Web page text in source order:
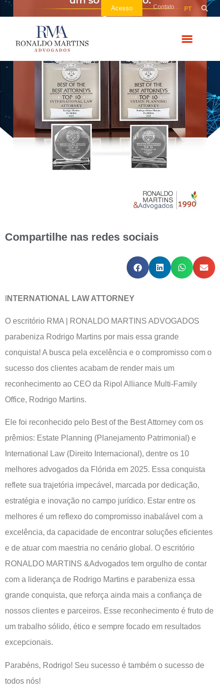
Acesso Contato PT
Compartilhe nas redes sociais
NTERNATIONAL LAW ATTORNEY
O escritório RMA | RONALDO MARTINS ADVOGADOS
parabeniza Rodrigo Martins por mais essa grande
conquista! A busca pela excelência e o compromisso com o
sucesso dos clientes acabam de render mais um
reconhecimento ao CEO da Ripol Alliance Multi-Family
Office, Rodrigo Martins.
Ele foi reconhecido pelo Best of the Best Attorney com os
prêmios: Estate Planning (Planejamento Patrimonial) e
International Law (Direito Internacional), dentre os 10
melhores advogados da Flórida em 2025. Essa conquista
reflete sua trajetória impecável, marcada por dedicação,
estratégia e inovação no campo jurídico. Estar entre os
melhores é um reflexo do compromisso inabalável com a
excelência, da capacidade de encontrar soluções eficientes
e de atuar com maestria no cenário global. O escritório
RONALDO MARTINS &Advogados tem orgulho de contar
com a liderança de Rodrigo Martins e parabeniza essa
grande conquista, que reforça ainda mais a confiança de
nossos clientes e parceiros. Esse reconhecimento é fruto de
um trabalho sólido, ético e sempre focado em resultados
excepcionais.
Parabéns, Rodrigo! Seu sucesso é também o sucesso de
todos nós!